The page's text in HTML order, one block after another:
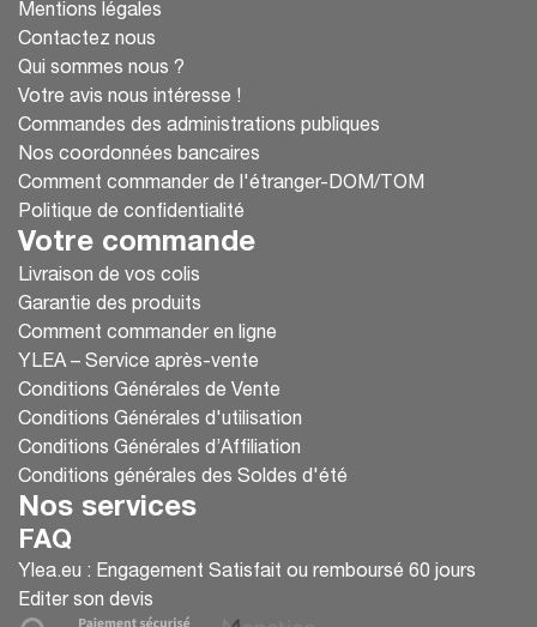
Mentions légales
Contactez nous
Qui sommes nous ?
Votre avis nous intéresse !
Commandes des administrations publiques
Nos coordonnées bancaires
Comment commander de l'étranger-DOM/TOM
Politique de confidentialité
Votre commande
Livraison de vos colis
Garantie des produits
Comment commander en ligne
YLEA – Service après-vente
Conditions Générales de Vente
Conditions Générales d'utilisation
Conditions Générales d’Affiliation
Conditions générales des Soldes d'été
Nos services
FAQ
Ylea.eu : Engagement Satisfait ou remboursé 60 jours
Editer son devis